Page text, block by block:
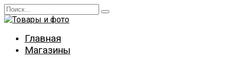
Перейти
к
Search
for:
Главная
Магазины